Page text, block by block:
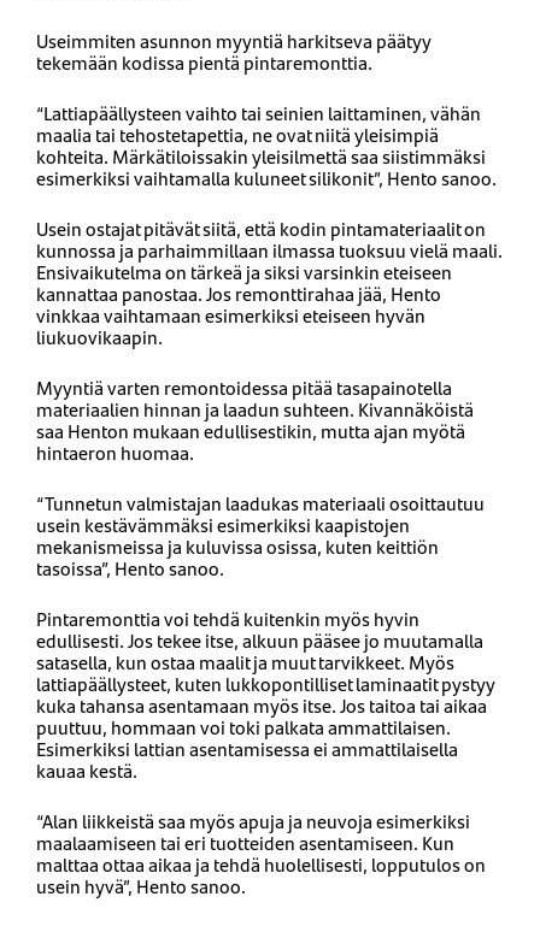
Useimmiten asunnon myyntiä harkitseva päätyy
tekemään kodissa pientä pintaremonttia.
“Lattiapäällysteen vaihto tai seinien laittaminen, vähän
maalia tai tehostetapettia, ne ovat niitä yleisimpiä
kohteita. Märkätiloissakin yleisilmettä saa siistimmäksi
esimerkiksi vaihtamalla kuluneet silikonit”, Hento sanoo.
Usein ostajat pitävät siitä, että kodin pintamateriaalit on
kunnossa ja parhaimmillaan ilmassa tuoksuu vielä maali.
Ensivaikutelma on tärkeä ja siksi varsinkin eteiseen
kannattaa panostaa. Jos remonttirahaa jää, Hento
vinkkaa vaihtamaan esimerkiksi eteiseen hyvän
liukuovikaapin.
Myyntiä varten remontoidessa pitää tasapainotella
materiaalien hinnan ja laadun suhteen. Kivannäköistä
saa Henton mukaan edullisestikin, mutta ajan myötä
hintaeron huomaa.
“Tunnetun valmistajan laadukas materiaali osoittautuu
usein kestävämmäksi esimerkiksi kaapistojen
mekanismeissa ja kuluvissa osissa, kuten keittiön
tasoissa”, Hento sanoo.
Pintaremonttia voi tehdä kuitenkin myös hyvin
edullisesti. Jos tekee itse, alkuun pääsee jo muutamalla
satasella, kun ostaa maalit ja muut tarvikkeet. Myös
lattiapäällysteet, kuten lukkopontilliset laminaatit pystyy
kuka tahansa asentamaan myös itse. Jos taitoa tai aikaa
puuttuu, hommaan voi toki palkata ammattilaisen.
Esimerkiksi lattian asentamisessa ei ammattilaisella
kauaa kestä.
“Alan liikkeistä saa myös apuja ja neuvoja esimerkiksi
maalaamiseen tai eri tuotteiden asentamiseen. Kun
malttaa ottaa aikaa ja tehdä huolellisesti, lopputulos on
usein hyvä”, Hento sanoo.